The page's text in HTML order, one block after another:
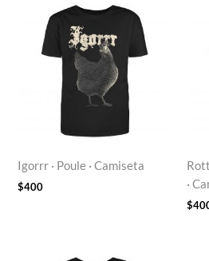
Igorrr · Poule · Camiseta
$400
·
$